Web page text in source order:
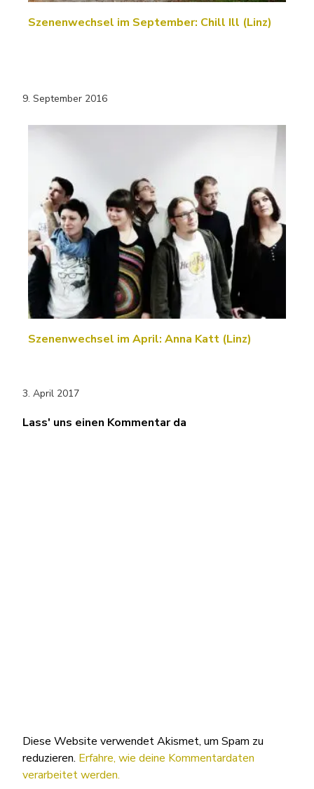
Szenenwechsel im September: Chill Ill (Linz)
9. September 2016
Szenenwechsel im April: Anna Katt (Linz)
3. April 2017
Lass' uns einen Kommentar da
Diese Website verwendet Akismet, um Spam zu
reduzieren. Erfahre, wie deine Kommentardaten
verarbeitet werden.